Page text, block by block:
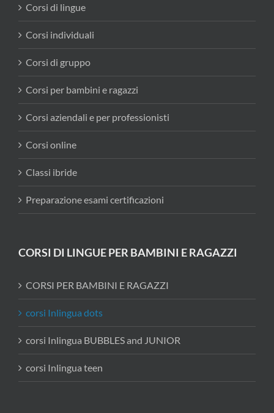
Corsi di lingue
Corsi individuali
Corsi di gruppo
Corsi per bambini e ragazzi
Corsi aziendali e per professionisti
Corsi online
Classi ibride
Preparazione esami certificazioni
CORSI DI LINGUE PER BAMBINI E RAGAZZI
CORSI PER BAMBINI E RAGAZZI
corsi Inlingua dots
corsi Inlingua BUBBLES and JUNIOR
corsi Inlingua teen